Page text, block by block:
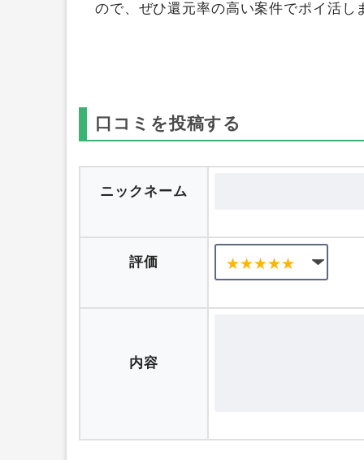
高い順にランキング化しています。獲
口コミを投稿する
ニックネーム
内容